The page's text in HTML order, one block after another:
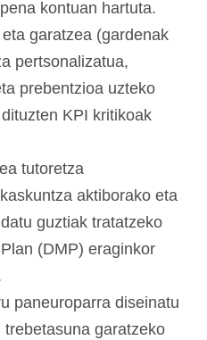
kontuan hartuta.
garatzea (gardenak
pertsonalizatua,
prebentzioa uzteko
KPI kritikoak
tutoretza
aktiborako eta
guztiak tratatzeko
(DMP) eraginkor
paneuroparra diseinatu
garatzeko